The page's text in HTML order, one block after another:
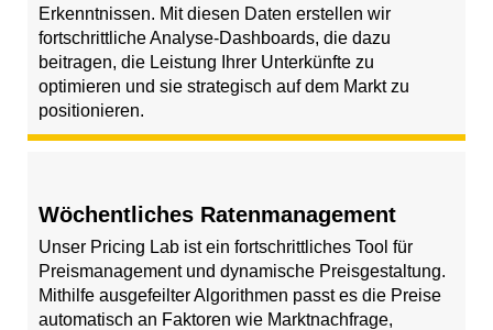
Erkenntnissen. Mit diesen Daten erstellen wir
fortschrittliche Analyse-Dashboards, die dazu
beitragen, die Leistung Ihrer Unterkünfte zu
optimieren und sie strategisch auf dem Markt zu
positionieren.
Wöchentliches Ratenmanagement
Unser Pricing Lab ist ein fortschrittliches Tool für
Preismanagement und dynamische Preisgestaltung.
Mithilfe ausgefeilter Algorithmen passt es die Preise
automatisch an Faktoren wie Marktnachfrage,